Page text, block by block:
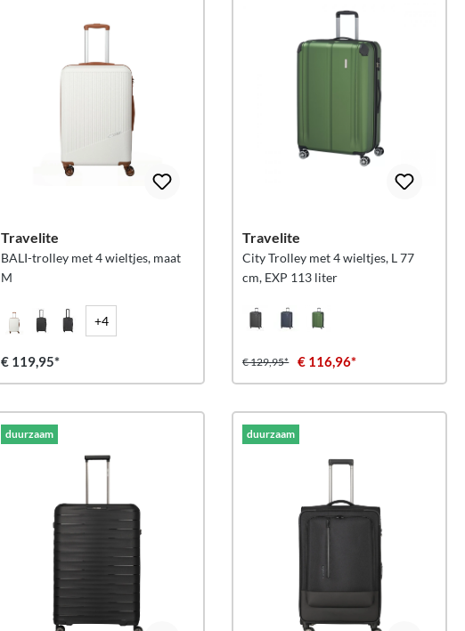
Travelite
BALI-trolley met 4 wieltjes, maat
M
+4
€ 119,95*
Travelite
City Trolley met 4 wieltjes, L 77
cm, EXP 113 liter
€ 129,95* € 116,96*
duurzaam duurzaam